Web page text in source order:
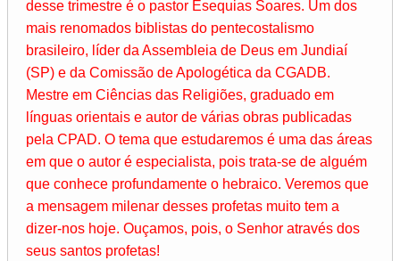
desse trimestre é o pastor Esequias Soares. Um dos
mais renomados biblistas do pentecostalismo
brasileiro, líder da Assembleia de Deus em Jundiaí
(SP) e da Comissão de Apologética da CGADB.
Mestre em Ciências das Religiões, graduado em
línguas orientais e autor de várias obras publicadas
pela CPAD. O tema que estudaremos é uma das áreas
em que o autor é especialista, pois trata-se de alguém
que conhece profundamente o hebraico. Veremos que
a mensagem milenar desses profetas muito tem a
dizer-nos hoje. Ouçamos, pois, o Senhor através dos
seus santos profetas!